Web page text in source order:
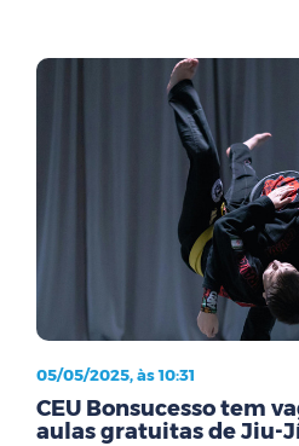
05/05/2025, às 10:31
CEU Bonsucesso tem
aulas gratuitas de Jiu-